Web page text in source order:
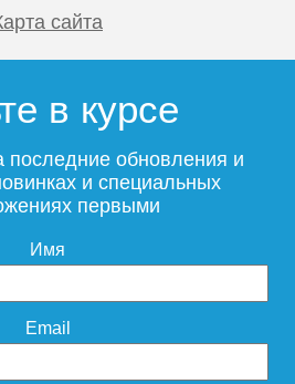
сайта
в курсе
последние обновления и
и специальных
первыми
Имя
Email